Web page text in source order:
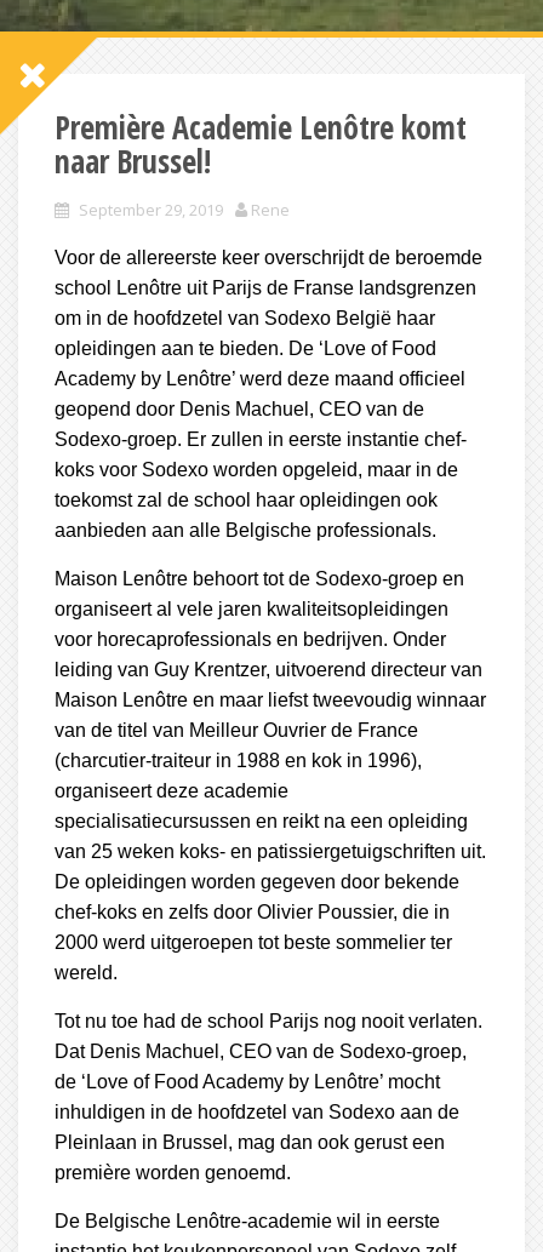
Première Academie Lenôtre komt
naar Brussel!
September 29, 2019 Rene
Voor de allereerste keer overschrijdt de beroemde
school Lenôtre uit Parijs de Franse landsgrenzen
om in de hoofdzetel van Sodexo België haar
opleidingen aan te bieden. De ‘Love of Food
Academy by Lenôtre’ werd deze maand officieel
geopend door Denis Machuel, CEO van de
Sodexo-groep. Er zullen in eerste instantie chef-
koks voor Sodexo worden opgeleid, maar in de
toekomst zal de school haar opleidingen ook
aanbieden aan alle Belgische professionals.
Maison Lenôtre behoort tot de Sodexo-groep en
organiseert al vele jaren kwaliteitsopleidingen
voor horecaprofessionals en bedrijven. Onder
leiding van Guy Krentzer, uitvoerend directeur van
Maison Lenôtre en maar liefst tweevoudig winnaar
van de titel van Meilleur Ouvrier de France
(charcutier-traiteur in 1988 en kok in 1996),
organiseert deze academie
specialisatiecursussen en reikt na een opleiding
van 25 weken koks- en patissiergetuigschriften uit.
De opleidingen worden gegeven door bekende
chef-koks en zelfs door Olivier Poussier, die in
2000 werd uitgeroepen tot beste sommelier ter
wereld.
Tot nu toe had de school Parijs nog nooit verlaten.
Dat Denis Machuel, CEO van de Sodexo-groep,
de ‘Love of Food Academy by Lenôtre’ mocht
inhuldigen in de hoofdzetel van Sodexo aan de
Pleinlaan in Brussel, mag dan ook gerust een
première worden genoemd.
De Belgische Lenôtre-academie wil in eerste